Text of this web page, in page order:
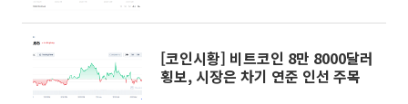
[코인시황] 비트코인 8만 8000달러
횡보, 시장은 차기 연준 인선 주목